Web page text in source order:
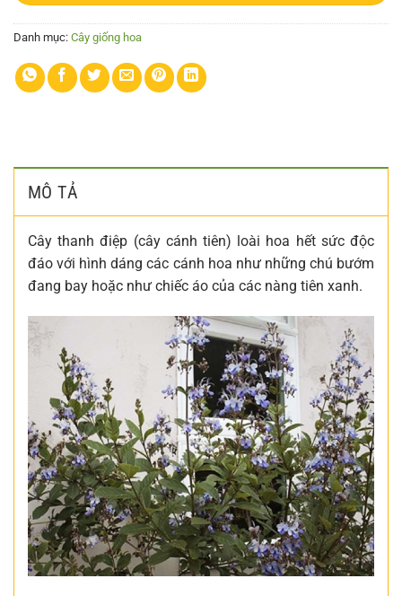
Danh mục: Cây giống hoa
MÔ TẢ
Cây thanh điệp (cây cánh tiên) loài hoa hết sức độc
đáo với hình dáng các cánh hoa như những chú bướm
đang bay hoặc như chiếc áo của các nàng tiên xanh.